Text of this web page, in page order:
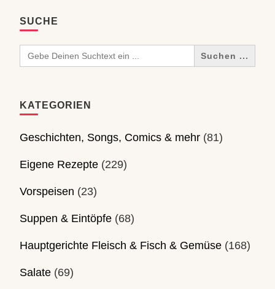
SUCHE
Search
for:
KATEGORIEN
Geschichten, Songs, Comics & mehr (81)
Eigene Rezepte (229)
Vorspeisen (23)
Suppen & Eintöpfe (68)
Hauptgerichte Fleisch & Fisch & Gemüse (168)
Salate (69)